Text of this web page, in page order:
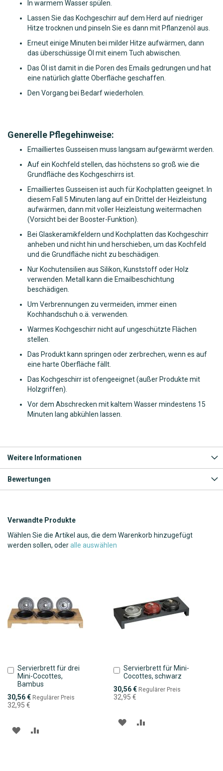
In warmem Wasser spülen.
Lassen Sie das Kochgeschirr auf dem Herd auf niedriger
Hitze trocknen und pinseln Sie es dann mit Pflanzenöl aus.
Erneut einige Minuten bei milder Hitze aufwärmen, dann
das überschüssige Öl mit einem Tuch abwischen.
Das Öl ist damit in die Poren des Emails gedrungen und hat
eine natürlich glatte Oberfläche geschaffen.
Den Vorgang bei Bedarf wiederholen.
Generelle Pflegehinweise:
Emailliertes Gusseisen muss langsam aufgewärmt werden.
Auf ein Kochfeld stellen, das höchstens so groß wie die
Grundfläche des Kochgeschirrs ist.
Emailliertes Gusseisen ist auch für Kochplatten geeignet. In
diesem Fall 5 Minuten lang auf ein Drittel der Heizleistung
aufwärmen, dann mit voller Heizleistung weitermachen
(Vorsicht bei der Booster-Funktion).
Bei Glaskeramikfeldern und Kochplatten das Kochgeschirr
anheben und nicht hin und herschieben, um das Kochfeld
und die Grundfläche nicht zu beschädigen.
Nur Kochutensilien aus Silikon, Kunststoff oder Holz
verwenden. Metall kann die Emailbeschichtung
beschädigen.
Um Verbrennungen zu vermeiden, immer einen
Kochhandschuh o.ä. verwenden.
Warmes Kochgeschirr nicht auf ungeschützte Flächen
stellen.
Das Produkt kann springen oder zerbrechen, wenn es auf
eine harte Oberfläche fällt.
Das Kochgeschirr ist ofengeeignet (außer Produkte mit
Holzgriffen).
Vor dem Abschrecken mit kaltem Wasser mindestens 15
Minuten lang abkühlen lassen.
Weitere Informationen
Bewertungen
Verwandte Produkte
Wählen Sie die Artikel aus, die dem Warenkorb hinzugefügt
werden sollen, oderalle auswählen
Servierbrett für drei
Mini-Cocottes,
Bambus
Sonderpreis
30,56 € Regulärer Preis
32,95 €
In
den
Warenkorb
ZUR
Servierbrett für Mini-
Cocottes, schwarz
Sonderpreis
30,56 € Regulärer Preis
32,95 €
In
den
Warenkorb
ZUR